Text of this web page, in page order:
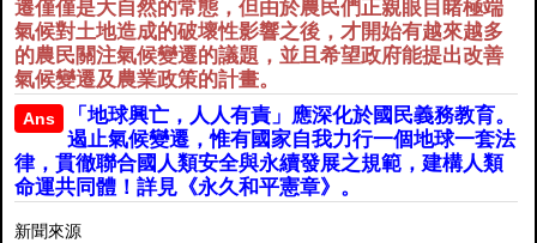
遷僅僅是大自然的常態，但由於農民們正親眼目睹極端
氣候對土地造成的破壞性影響之後，才開始有越來越多
的農民關注氣候變遷的議題，並且希望政府能提出改善
氣候變遷及農業政策的計畫。
Ans
「地球興亡，人人有責」應深化於國民義務教育。
遏止氣候變遷，惟有國家自我力行一個地球一套法
律，貫徹聯合國人類安全與永續發展之規範，建構人類
命運共同體！詳見《永久和平憲章》。
新聞來源